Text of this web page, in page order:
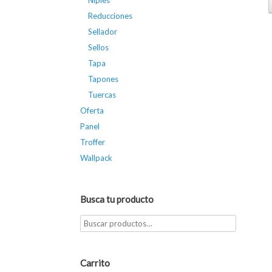
Reducciones
Sellador
Sellos
Tapa
Tapones
Tuercas
Oferta
Panel
Troffer
Wallpack
Busca tu producto
Carrito